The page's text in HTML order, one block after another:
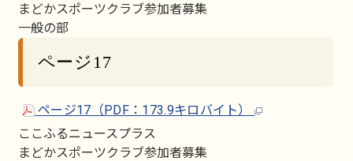
まどかスポーツクラブ参加者募集
一般の部
ページ17
ページ17（PDF：173.9キロバイト）
ここふるニュースプラス
まどかスポーツクラブ参加者募集